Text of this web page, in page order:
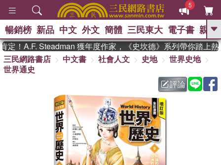
5
GO
熱搜： 東野圭吾 、 高希均教授回憶錄
暑期推薦 、 國際布克
方念華 、 台灣的李
登輝時代 、 數學女孩：黎曼猜想
偉大的迷走神經
暢銷榜 新品 中文 外文 簡體 三民東大 電子書 親子
！A.F. Steadman 獲年度作家，《史坎德》系列帶你踏上熱血
三民網路書店
中文書 社會人文 史地
世界史地
世界通史
評論